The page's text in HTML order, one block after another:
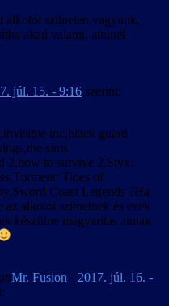
szüneten vagyunk,
akad valami, aminél
júl. 15. - 9:16 szerint:
inc,black guard
sims
2,how to survive 2,Styx:
Tides of
Coast Legends ?Ha
az alkotói szünetnek és ezek
készülne magyaritas annak
Mr. Fusion - 2017. júl. 16. -